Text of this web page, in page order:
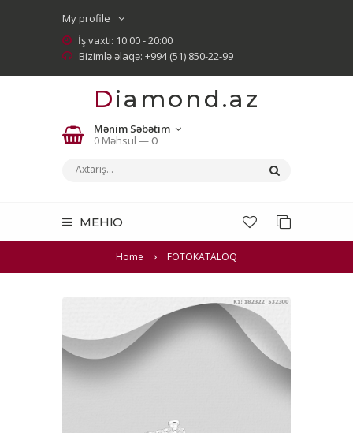
My profile
İş vaxtı: 10:00 - 20:00
Bizimlə əlaqə: +994 (51) 850-22-99
Diamond.az
Mənim Səbətim
0 Məhsul —0
МЕНЮ
Home FOTOKATALOQ